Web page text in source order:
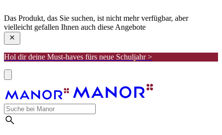
Das Produkt, das Sie suchen, ist nicht mehr verfügbar, aber
vielleicht gefallen Ihnen auch diese Angebote
Hol dir deine Must-haves fürs neue Schuljahr >